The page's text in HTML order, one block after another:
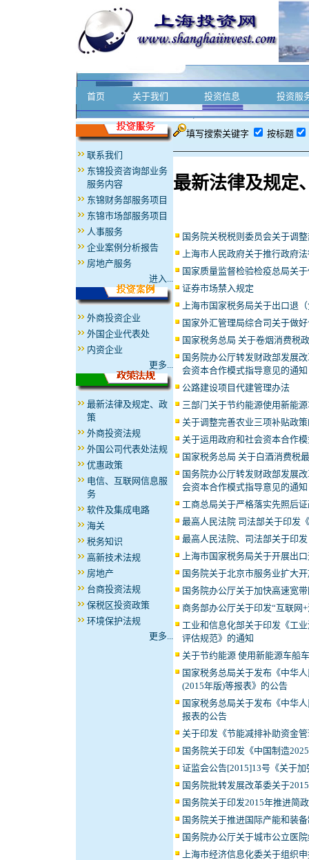
首页 关于我们 投资信息 投资服
联系我们
东锦投资咨询部业务
服务内容
东锦财务部服务项目
东锦市场部服务项目
人事服务
企业案例分析报告
房地产服务
进入...
外商投资企业
外国企业代表处
内资企业
更多...
最新法律及规定、政
策
外商投资法规
外国公司代表处法规
优惠政策
电信、互联网信息服
务
软件及集成电路
海关
税务知识
高新技术法规
房地产
台商投资法规
保税区投资政策
环境保护法规
更多...
填写搜索关键字 按标题
最新法律及规定
国务院关税税则委员会关于调
上海市人民政府关于推行政府
国家质量监督检验检疫总局关
证券市场禁入规定
上海市国家税务局关于出口退
国家外汇管理局综合司关于做
国家税务总局 关于卷烟消费税
国务院办公厅转发财政部发展
会资本合作模式指导意见的通知
公路建设项目代建管理办法
三部门关于节约能源使用新能
关于调整完善农业三项补贴政
关于运用政府和社会资本合作
国家税务总局 关于白酒消费税
国务院办公厅转发财政部发展
会资本合作模式指导意见的通知
工商总局关于严格落实先照后
最高人民法院 司法部关于印发
最高人民法院、司法部关于印
上海市国家税务局关于开展出
国务院关于北京市服务业扩大
国务院办公厅关于加快高速宽
商务部办公厅关于印发“互联网
工业和信息化部关于印发《工
评估规范》的通知
关于节约能源 使用新能源车船
国家税务总局关于发布《中华
(2015年版)等报表》的公告
国家税务总局关于发布《中华
报表的公告
关于印发《节能减排补助资金
国务院关于印发《中国制造
证监会公告[2015]13号《关于
国务院批转发展改革委关于
国务院关于印发2015年推进简
国务院关于推进国际产能和装
国务院办公厅关于城市公立医
上海市经济信息化委关于组织